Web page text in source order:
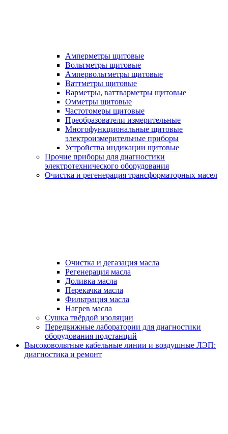
Амперметры щитовые
Вольтметры щитовые
Ампервольтметры щитовые
Ваттметры щитовые
Варметры, ваттварметры щитовые
Омметры щитовые
Частотомеры щитовые
Преобразователи измерительные
Многофункциональные щитовые
электроизмерительные приборы
Устройства индикации щитовые
Прочие приборы для диагностики
электротехнического оборудования
Очистка и регенерация трансформаторных масел
Очистка и дегазация масла
Регенерация масла
Доливка масла
Перекачка масла
Фильтрация масла
Нагрев масла
Сушка твёрдой изоляции
Передвижные лаборатории для диагностики
оборудования подстанций
Высоковольтные кабельные линии и воздушные ЛЭП:
диагностика и ремонт